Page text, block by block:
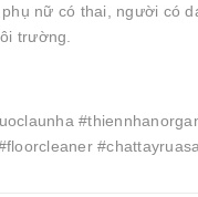
nữ có thai, người có
trường.